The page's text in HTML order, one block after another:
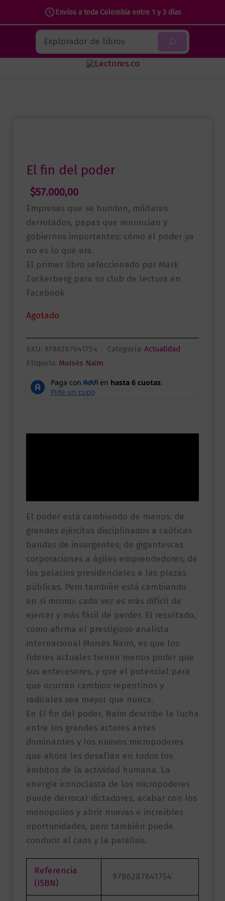
Envíos a toda Colombia entre 1 y 3 días
contenido
Buscar
El fin del poder
$57.000,00
Empresas que se hunden, militares
derrotados, papas que renuncian y
gobiernos importantes: cómo el poder ya
no es lo que era.
El primer libro seleccionado por Mark
Zuckerberg para su club de lectura en
Facebook
Agotado
SKU: 9786287641754 Categoría: Actualidad
Etiqueta: Moisés Naím
El poder está cambiando de manos: de
grandes ejércitos disciplinados a caóticas
bandas de insurgentes; de gigantescas
corporaciones a ágiles emprendedores; de
los palacios presidenciales a las plazas
públicas. Pero también está cambiando
en sí mismo: cada vez es más difícil de
ejercer y más fácil de perder. El resultado,
como afirma el prestigioso analista
internacional Moisés Naím, es que los
líderes actuales tienen menos poder que
sus antecesores, y que el potencial para
que ocurran cambios repentinos y
radicales sea mayor que nunca.
En El fin del poder, Naím describe la lucha
entre los grandes actores antes
dominantes y los nuevos micropoderes
que ahora les desafían en todos los
ámbitos de la actividad humana. La
energía iconoclasta de los micropoderes
puede derrocar dictadores, acabar con los
monopolios y abrir nuevas e increíbles
oportunidades, pero también puede
conducir al caos y la parálisis.
Referencia
(ISBN)
9786287641754